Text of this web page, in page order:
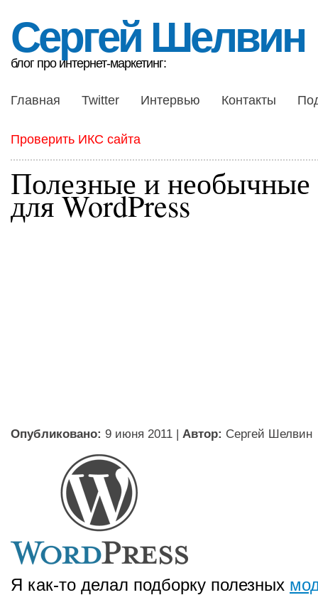
Сергей Шелвин
блог про интернет-маркетинг:
Главная Twitter Интервью Контакты
Проверить ИКС сайта
Полезные и
для WordPress
Опубликовано: 9 июня 2011 | Автор: Сергей Шелвин
Я как-то делал подборку полезных